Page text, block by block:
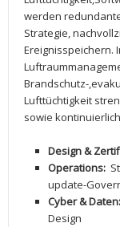
werden
Strategie,
Ereignisspeichern.
Brandschutz-
Lufttüchtigkeit
sowie
Design &⁢
Operations:
update-
Cyber & Daten:
Design